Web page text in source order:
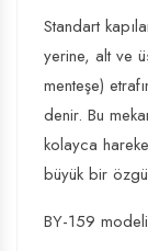
Standart
yerine, alt ve
menteşe)
denir. Bu
kolayca
büyük bir
BY-159